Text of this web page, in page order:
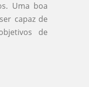
Uma boa
capaz de
de